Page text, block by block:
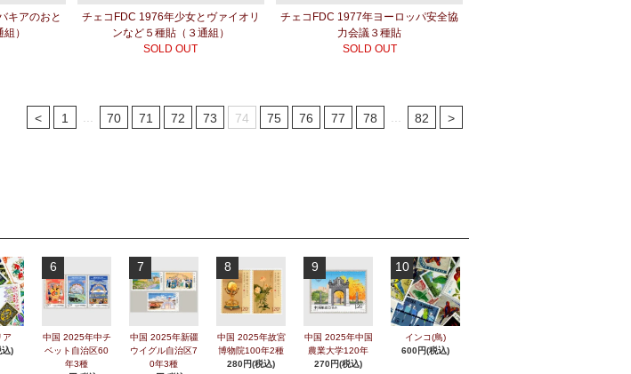
キアのおと
）
チェコFDC 1976年少女とヴァイオリ
ンなど５種貼（３通組）
SOLD OUT
チェコFDC 1977年ヨーロッパ安全協
力会議３種貼
SOLD OUT
< 1 70 71 72 73 74 75 76 77 78 82 >
ア
)
6
中国 2025年中チ
ベット自治区60
年3種
7
中国 2025年新疆
ウイグル自治区7
0年3種
8
中国 2025年故宮
博物院100年2種
280円(税込)
9
中国 2025年中国
農業大学120年
270円(税込)
10
インコ(鳥)
600円(税込)